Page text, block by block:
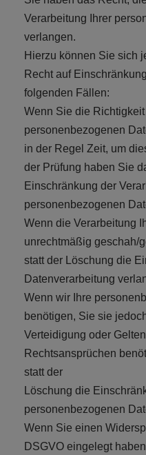
Verarbeitung Ihrer
verlangen.
Hierzu können Sie sich
Recht auf
folgenden Fällen:
Wenn Sie die
personenbezogenen
in der Regel Zeit, um
der Prüfung haben Sie
Einschränkung der
personenbezogenen
Wenn die Verarbeitung
unrechtmäßig geschah/
statt der Löschung die
Datenverarbeitung
Wenn wir Ihre
benötigen, Sie sie
Verteidigung oder
Rechtsansprüchen
statt der
Löschung die
personenbezogenen
Wenn Sie einen
DSGVO eingelegt